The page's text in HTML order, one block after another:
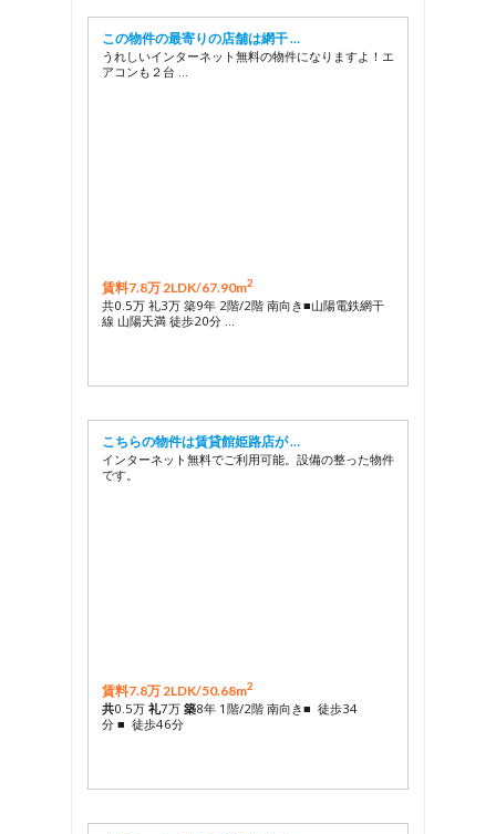
この物件の最寄りの店舗は網干 …
うれしいインターネット無料の物件になりますよ！エ
アコンも２台 …
賃料7.8万 2LDK/67.90m2
共0.5万 礼3万 築9年 2階/2階 南向き■山陽電鉄網干
線 山陽天満 徒歩20分 …
こちらの物件は賃貸館姫路店が …
インターネット無料でご利用可能。設備の整った物件
です。
賃料7.8万 2LDK/50.68m2
共0.5万 礼7万 築8年 1階/2階 南向き■ 徒歩34
分 ■ 徒歩46分